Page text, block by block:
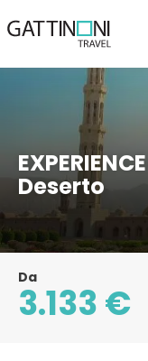
Deserto
Muscat, Oman
Da
3.133 €